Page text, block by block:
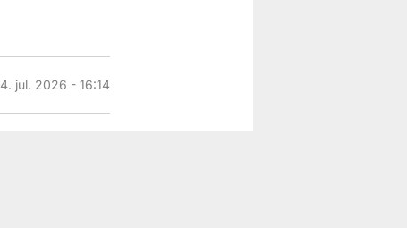
4. jul. 2026 - 16:14